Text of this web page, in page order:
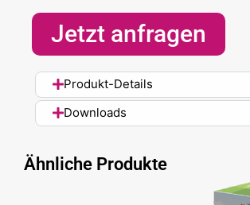
Jetzt anfragen
Produkt-Details
Downloads
Ähnliche Produkte